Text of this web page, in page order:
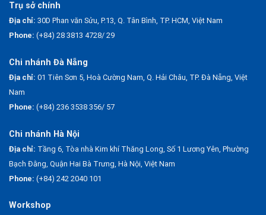
Trụ sở chính
Địa chỉ: 30D Phan văn Sửu, P.13, Q. Tân Bình, TP. HCM, Việt Nam
Phone: (+84) 28 3813 4728/ 29
Chi nhánh Đà Nẵng
Địa chỉ: 01 Tiên Sơn 5, Hoà Cường Nam, Q. Hải Châu, TP. Đà Nẵng, Việt
Nam
Phone: (+84) 236 3538 356/ 57
Chi nhánh Hà Nội
Địa chỉ: Tầng 6, Tòa nhà Kim khí Thăng Long, Số 1 Lương Yên, Phường
Bạch Đằng, Quận Hai Bà Trưng, Hà Nội, Việt Nam
Phone: (+84) 242 2040 101
Workshop